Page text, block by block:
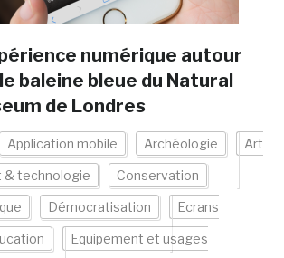
numérique autour
baleine bleue du Natural
de Londres
Application mobile Archéologie Art
& technologie Conservation
Démocratisation Ecrans
Equipement et usages